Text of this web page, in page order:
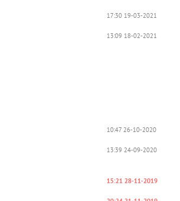
17:30 19-03-2021
13:09 18-02-2021
10:47 26-10-2020
13:39 24-09-2020
15:21 28-11-2019